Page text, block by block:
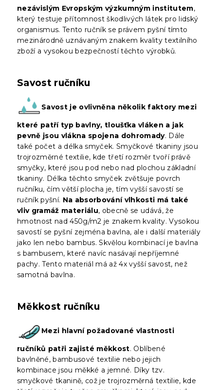
nezávislým Evropským výzkumným institutem,
který testuje přítomnost škodlivých látek pro lidský
organismus. Tento ručník se právem pyšní tímto
mezinárodně uznávaným znakem kvality textilního
zboží a vysokou bezpečností těchto výrobků.
Savost ručníku
Savost je ovlivněna několik faktory mezi
které patří typ bavlny, tloušťka vláken a jak
pevně jsou vlákna spojena dohromady. Dále
také počet a délka smyček. Smyčkové tkaniny jsou
trojrozměrné textilie, kde třetí rozměr tvoří právě
smyčky, které jsou pod nebo nad plochou základní
tkaniny. Délka těchto smyček zvětšuje povrch
ručníku, čím větší plocha je, tím vyšší savostí se
ručník pyšní. Na absorbování vlhkosti má také
vliv gramáž materiálu, obecně se udává, že
hmotnost nad 450g/m2 je znakem kvality. Vysokou
savostí se pyšní zejména bavlna, ale i další materiály
jako len nebo bambus. Skvělou kombinací je bavlna
s bambusem, které navíc nasávají nepříjemné
pachy. Tento materiál má až 4x vyšší savost, než
samotná bavlna.
Měkkost ručníku
Mezi hlavní požadované vlastnosti
ručníků patři zajisté měkkost. Oblíbené
bavlněné, bambusové textilie nebo jejich
kombinace jsou měkké a jemné. Díky tzv.
smyčkové tkanině, což je trojrozměrná textilie, kde